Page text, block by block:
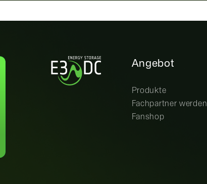
Angebot
Produkte
Fachpartner werden
Fanshop